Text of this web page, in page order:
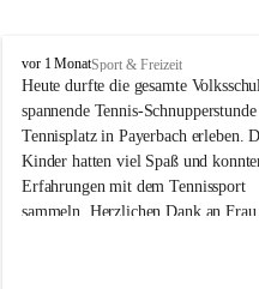
V
o
l
k
s
s
c
h
vor 1 MonatSport & Freizeit
Heute durfte die gesamte
spannende Tennis-
Tennisplatz in Payerbach erleben.
Kinder hatten viel Spaß und
Erfahrungen mit dem Tennissport
sammeln. Herzlichen Dank an Frau